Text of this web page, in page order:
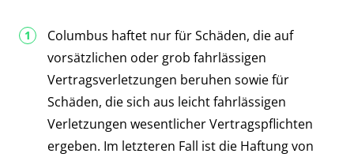
Columbus haftet nur für Schäden, die auf
vorsätzlichen oder grob fahrlässigen
Vertragsverletzungen beruhen sowie für
Schäden, die sich aus leicht fahrlässigen
Verletzungen wesentlicher Vertragspflichten
ergeben. Im letzteren Fall ist die Haftung von